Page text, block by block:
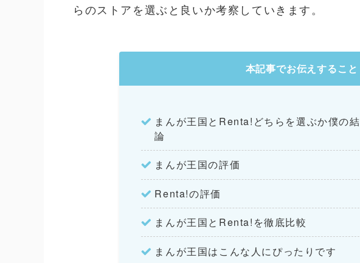
らのストアを選ぶと良いか考察していきます。
本記事でお伝えすること
まんが王国とRenta!どちらを選ぶか僕の結
論
まんが王国の評価
Renta!の評価
まんが王国とRenta!を徹底比較
まんが王国はこんな人にぴったりです